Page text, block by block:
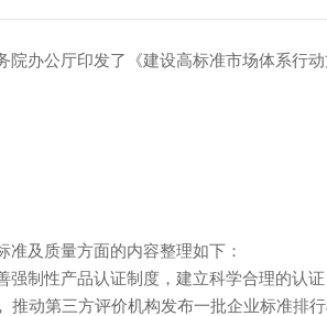
公厅印发了《建设高标准市场体系行动方案
准及质量方面的内容整理如下：
强制性产品认证制度，建立科学合理的认证
推动第三方评价机构发布一批企业标准排